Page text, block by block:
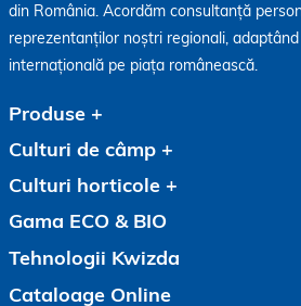
din România. Acordăm consultanță
reprezentanților noștri regionali,
internațională pe piața românească.
Produse
Culturi de câmp
Culturi horticole
Gama ECO & BIO
Tehnologii Kwizda
Cataloage Online